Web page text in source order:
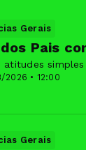
Gerais
2026 • 12:00
Pais
atitudes
Gerais